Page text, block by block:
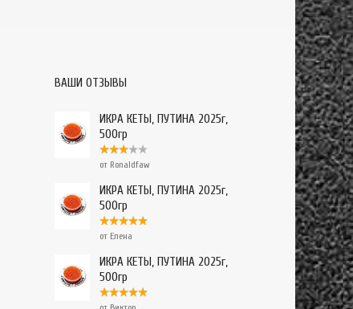
ВАШИ ОТЗЫВЫ
ИКРА КЕТЫ, ПУТИНА 2025г,
500гр
от Ronaldfaw
ИКРА КЕТЫ, ПУТИНА 2025г,
500гр
от Елена
ИКРА КЕТЫ, ПУТИНА 2025г,
500гр